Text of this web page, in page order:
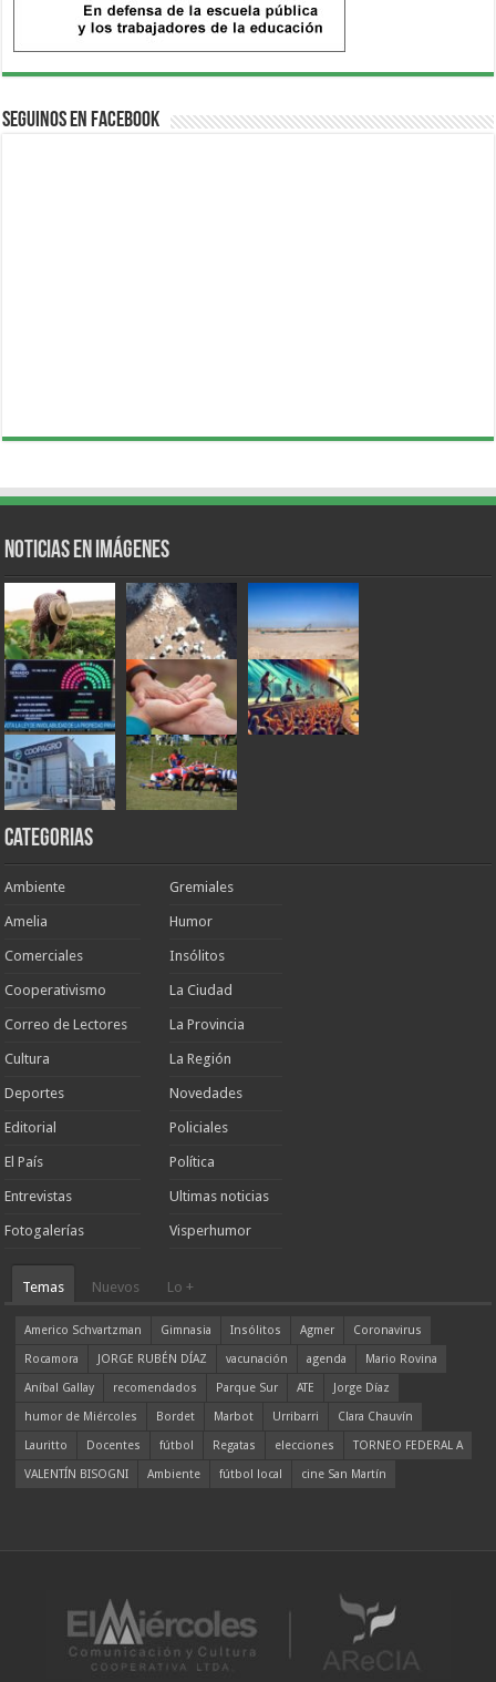
Seguinos en Facebook
Noticias en Imágenes
Categorias
Ambiente
Amelia
Comerciales
Cooperativismo
Correo de Lectores
Cultura
Deportes
Editorial
El País
Entrevistas
Fotogalerías
Gremiales
Humor
Insólitos
La Ciudad
La Provincia
La Región
Novedades
Policiales
Política
Ultimas noticias
Visperhumor
Temas Nuevos Lo +
Americo Schvartzman Gimnasia Insólitos Agmer
Coronavirus
Rocamora
JORGE RUBÉN DÍAZ vacunación agenda
Mario Rovina
Aníbal Gallay
recomendados Parque Sur ATE
Jorge Díaz
humor de Miércoles
Bordet Marbot Urribarri
Clara Chauvín
Lauritto
Docentes fútbol Regatas elecciones
TORNEO FEDERAL A
VALENTÍN BISOGNI
Ambiente fútbol local cine San Martín